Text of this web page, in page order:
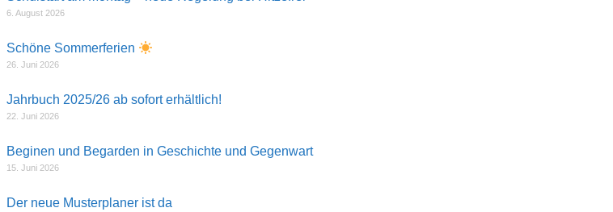
6. August 2026
Schöne Sommerferien
26. Juni 2026
Jahrbuch 2025/26 ab sofort erhältlich!
22. Juni 2026
Beginen und Begarden in Geschichte und Gegenwart
15. Juni 2026
Der neue Musterplaner ist da